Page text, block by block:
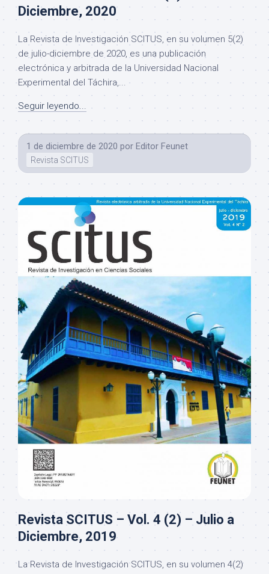
Diciembre, 2020
La Revista de Investigación SCITUS, en su volumen 5(2)
de julio-diciembre de 2020, es una publicación
electrónica y arbitrada de la Universidad Nacional
Experimental del Táchira,...
Seguir leyendo...
1 de diciembre de 2020 por Editor Feunet
Revista SCITUS
Revista SCITUS – Vol. 4 (2) – Julio a
Diciembre, 2019
La Revista de Investigación SCITUS, en su volumen 4(2)